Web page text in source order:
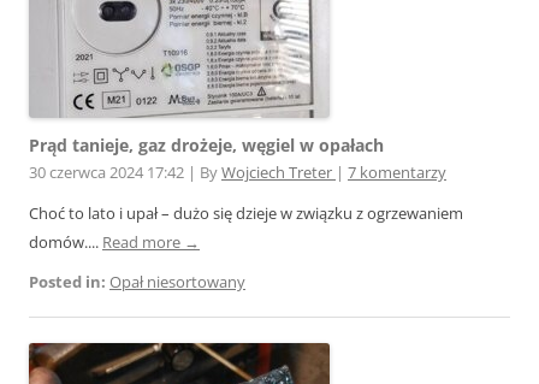
Prąd tanieje, gaz drożeje, węgiel w opałach
30 czerwca 2024 17:42 | ByWojciech Treter | 7 komentarzy
Choć to lato i upał – dużo się dzieje w związku z ogrzewaniem
domów.... Read more →
Posted in: Opał niesortowany